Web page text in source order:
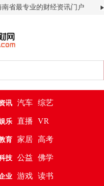
省最专业的财经资讯门户
讯 汽车 综艺
乐 直播 VR
育 家居 高考
技 公益 佛学
业 游戏 读书